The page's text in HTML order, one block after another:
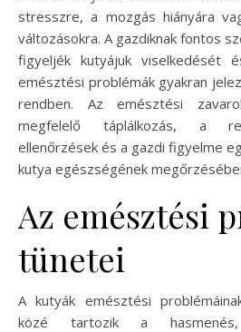
stresszre, a mozgás hiányára
változásokra. A gazdiknak fontos
figyeljék kutyájuk viselkedését
emésztési problémák gyakran
rendben. Az emésztési
megfelelő táplálkozás, a
ellenőrzések és a gazdi figyelme
kutya egészségének
Az emésztési
tünetei
A kutyák emésztési
közé tartozik a